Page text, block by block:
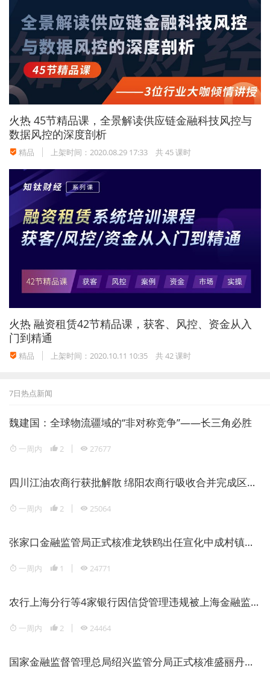
火热 45节精品课，全景解读供应链金融科技风控与
数据风控的深度剖析
精品 上架时间：2020.08.29 17:33 共 45 课时
火热 融资租赁42节精品课，获客、风控、资金从入
门到精通
精品 上架时间：2020.10.11 10:35 共 42 课时
7日热点新闻
魏建国：全球物流疆域的“非对称竞争”——长三角必胜
一周内 2 27677
四川江油农商行获批解散 绵阳农商行吸收合并完成区域银行整合
一周内 2 25064
张家口金融监管局正式核准龙轶鸥出任宣化中成村镇银行董事长
一周内 1 24771
农行上海分行等4家银行因信贷管理违规被上海金融监管局重罚1946万元
一周内 2 24464
国家金融监督管理总局绍兴监管分局正式核准盛丽丹担任瑞丰银行副行长